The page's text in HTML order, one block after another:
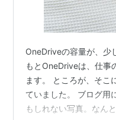
OneDriveの容量が、少
もとOneDriveは、仕事
ます。 ところが、そこ
ていました。 ブログ用
もしれない写真。なん